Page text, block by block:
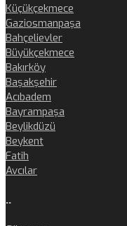
Küçükçekmece
Gaziosmanpaşa
Bahçelievler
Büyükçekmece
Bakırköy
Başakşehir
Acıbadem
Bayrampaşa
Beylikdüzü
Beykent
Fatih
Avcılar
..